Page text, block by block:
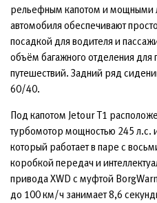
рельефным капотом и мощными
автомобиля обеспечивают
посадкой для водителя и
объём багажного отделения
путешествий. Задний ряд
60/40.
Под капотом Jetour T1
турбомотор мощностью 245
который работает в паре с
коробкой передач и
привода XWD с муфтой
до 100 км/ч занимает 8,6